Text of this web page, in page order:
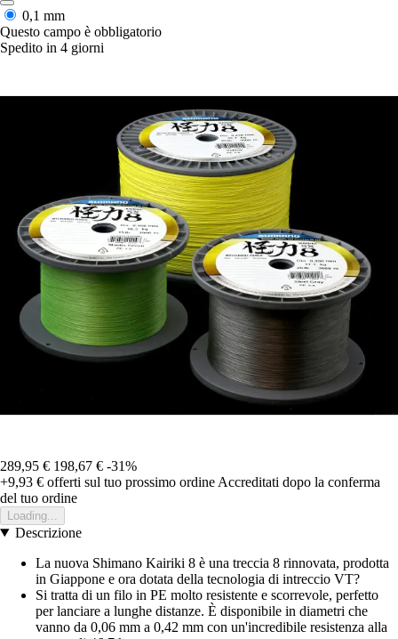
0,1 mm
Questo campo è obbligatorio
Spedito in 4 giorni
289,95 € 198,67 € -31%
+9,93 € offerti sul tuo prossimo ordine Accreditati dopo la conferma
del tuo ordine
Loading...
Descrizione
La nuova Shimano Kairiki 8 è una treccia 8 rinnovata, prodotta
in Giappone e ora dotata della tecnologia di intreccio VT?
Si tratta di un filo in PE molto resistente e scorrevole, perfetto
per lanciare a lunghe distanze. È disponibile in diametri che
vanno da 0,06 mm a 0,42 mm con un'incredibile resistenza alla